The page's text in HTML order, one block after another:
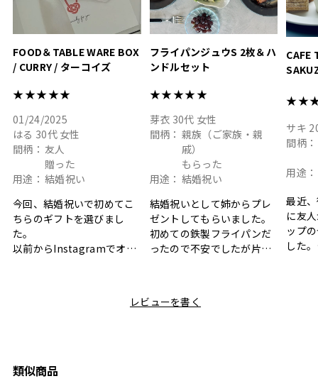
FOOD＆TABLE WARE BOX
/ CURRY / ターコイズ
★★★★★
01/24/2025
はる 30代 女性
間柄： 友人
贈った
用途： 結婚祝い
今回、結婚祝いで初めてこ
ちらのギフトを選びまし
た。
以前からInstagramでオシ
と大好きなカレーのセット
ちらも大変気に入ったと写
フライパンジュウS 2枚＆ハ
ンドルセット
★★★★★
芽衣 30代 女性
間柄： 親族（ご家族・親
戚）
もらった
用途： 結婚祝い
結婚祝いとして姉からプレ
ゼントしてもらいました。
初めての鉄製フライパンだ
ったので不安でしたが片手
利です。洗い物も減って一
CAFE
サキ
間柄：
用途：
最近
に友
ップ
した。
レビューを書く
類似商品